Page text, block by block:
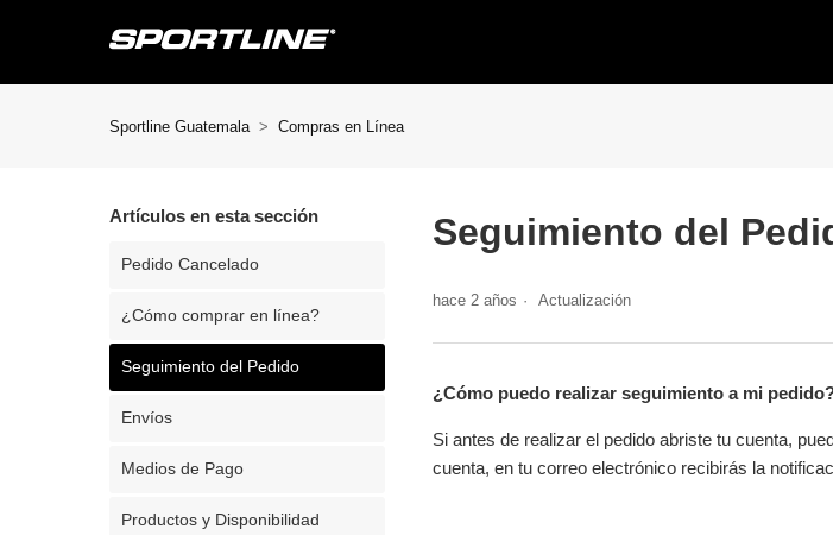
Sportline Guatemala Compras en Línea
Artículos en esta sección
Pedido Cancelado
¿Cómo comprar en línea?
Seguimiento del Pedido
Envíos
Medios de Pago
Productos y Disponibilidad
Seguimiento del
hace 2 años Actualización
¿Cómo puedo realizar seguimiento a mi
Si antes de realizar el pedido abriste tu cuenta,
cuenta, en tu correo electrónico recibirás la